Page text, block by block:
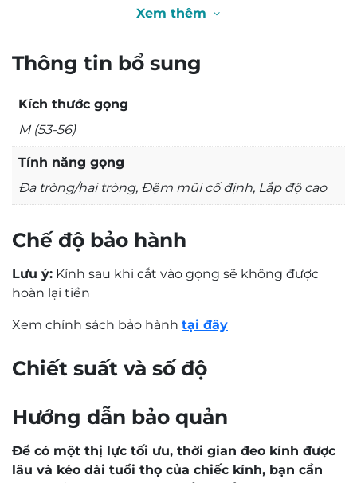
trầy xước hay biến dạng hiệu quả. An toàn tuyệt
lắp tròng chiết suất cao giảm chói, tròng đổi
màu chống tia UV hoặc tròng kính Lọc ánh
sáng xanh
Sản phẩm được sản xuất công nghệ hiện đại có
độ bền màu và tính đàn hồi cao. Ốc vặn được
gia công kỹ lưỡng và cẩn thận.
Đệm mũi êm ái, tạo cảm giác dễ chịu khi đeo,
cân đối giữa hai bên thái dương, mắt và sóng
Càng kính chắc chắn, không gây ra vết hằn khó
Phù hợp với nhiều khuôn mặt, cho cả nam và
nữ. Dễ phối đồ với nhiều phong cách khác nhau
Xem thêm
Thông tin bổ sung
Kích thước gọng
M (53-56)
Tính năng gọng
Đa tròng/hai tròng, Đệm mũi cố định, Lắp độ cao
Chế độ bảo hành
Lưu ý: Kính sau khi cắt vào gọng sẽ không được
hoàn lại tiền
Xem chính sách bảo hành tại đây
Chiết suất và số độ
Hướng dẫn bảo quản
Để có một thị lực tối ưu, thời gian đeo kính được
lâu và kéo dài tuổi thọ của chiếc kính, bạn cần